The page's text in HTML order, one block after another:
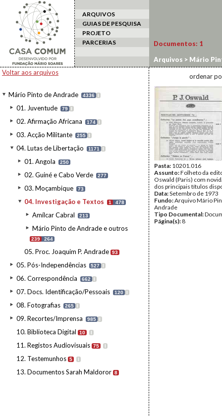
ARQUIVOS
GUIAS DE PESQUISA
PROJETO
PARCERIAS
Voltar aos arquivos
Mário Pinto de Andrade 4336 I
01. Juventude 79 I
02. Afirmação Africana 174 I
03. Acção Militante 255 I
04. Lutas de Libertação 1171 I
01. Angola 250
02. Guiné e Cabo Verde 277
03. Moçambique 73
04. Investigação e Textos 1 478
Amílcar Cabral 213
Mário Pinto de Andrade e outros
239 264
05. Proc. Joaquim P. Andrade 93
05. Pós-Independências 527 I
06. Correspondência 662 I
07. Docs. Identificação/Pessoais 120 I
08. Fotografias 265 I
09. Recortes/Imprensa 985 I
10. Biblioteca Digital 10 I
11. Registos Audiovisuais 75 I
12. Testemunhos 5 I
13. Documentos Sarah Maldoror 8
Documentos: 1
Arquivos > Mário
ordenar
Pasta: 10201.016
Assunto:Folheto da
Oswald (Paris) com
dos principais títulos
Data:Setembro de 1973
Fundo:Arquivo Mário
Andrade
Tipo Documental:
Página(s): 8